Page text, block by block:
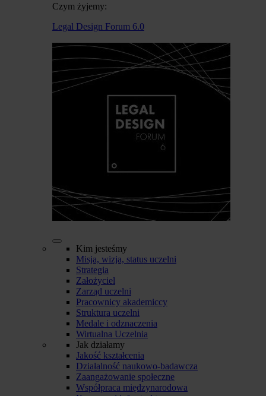
Czym żyjemy:
Legal Design Forum 6.0
Kim jesteśmy
Misja, wizja, status uczelni
Strategia
Założyciel
Zarząd uczelni
Pracownicy akademiccy
Struktura uczelni
Medale i odznaczenia
Wirtualna Uczelnia
Jak działamy
Jakość kształcenia
Działalność naukowo-badawcza
Zaangażowanie społeczne
Współpraca międzynarodowa